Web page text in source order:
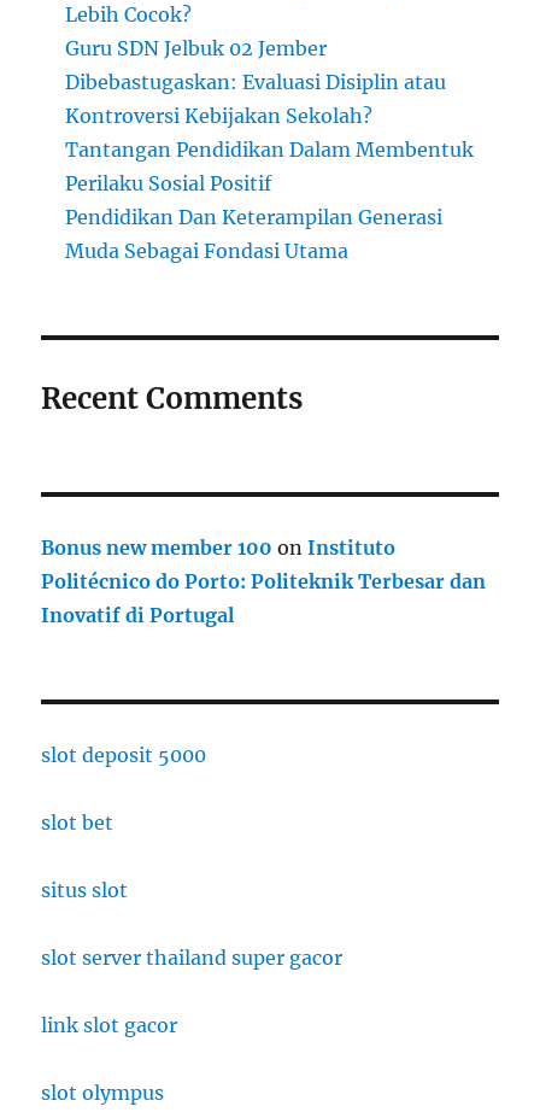
Lebih Cocok?
Guru SDN Jelbuk 02 Jember
Dibebastugaskan: Evaluasi Disiplin atau
Kontroversi Kebijakan Sekolah?
Tantangan Pendidikan Dalam Membentuk
Perilaku Sosial Positif
Pendidikan Dan Keterampilan Generasi
Muda Sebagai Fondasi Utama
Recent Comments
Bonus new member 100 onInstituto
Politécnico do Porto: Politeknik Terbesar dan
Inovatif di Portugal
slot deposit 5000
slot bet
situs slot
slot server thailand super gacor
link slot gacor
slot olympus